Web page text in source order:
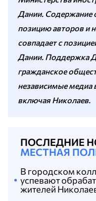
Дании. Содержание
позицию авторов и
совпадает с
Дании. Поддержка
гражданское
независимые медиа
включая Николаев.
ПОСЛЕДНИЕ
МЕСТНАЯ
В городском
успевают
жителей